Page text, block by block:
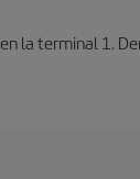
la terminal 1.